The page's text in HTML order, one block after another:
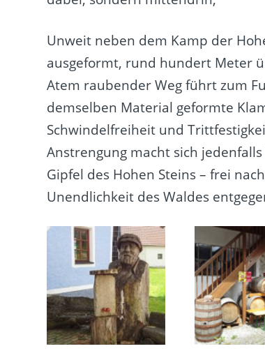
Unweit neben dem Kamp der
ausgeformt, rund hundert Meter
Atem raubender Weg führt zum
demselben Material geformte
Schwindelfreiheit und
Anstrengung macht sich
Gipfel des Hohen Steins – frei
Unendlichkeit des Waldes